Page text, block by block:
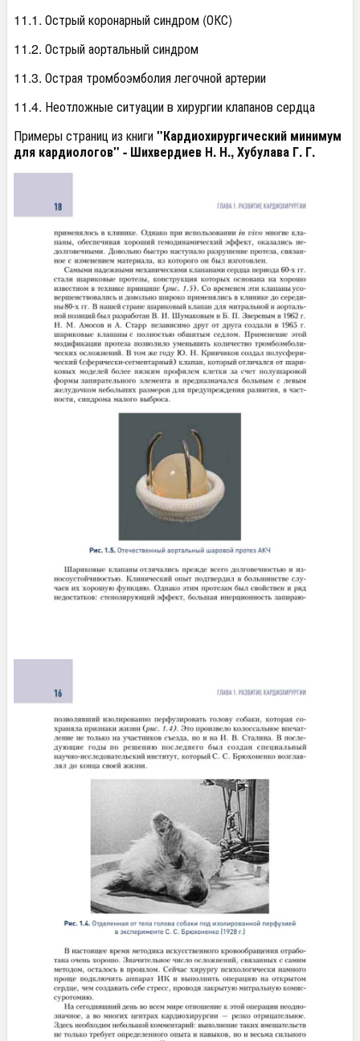
11.1. Острый коронарный синдром (ОКС)
11.2. Острый аортальный синдром
11.3. Острая тромбоэмболия легочной артерии
11.4. Неотложные ситуации в хирургии клапанов сердца
Примеры страниц из книги"Кардиохирургический минимум
для кардиологов" - Шихвердиев Н. Н., Хубулава Г. Г.